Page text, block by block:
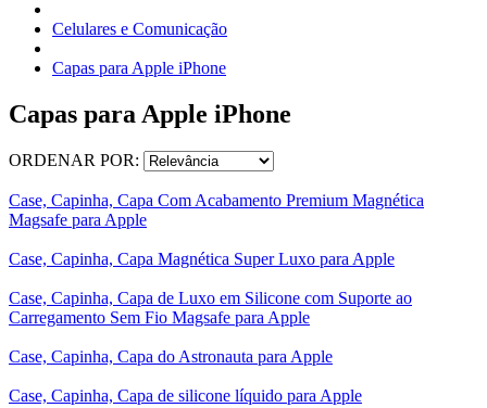
Celulares e Comunicação
Capas para Apple iPhone
Capas para Apple iPhone
ORDENAR POR:
Case, Capinha, Capa Com Acabamento Premium Magnética
Magsafe para Apple
Case, Capinha, Capa Magnética Super Luxo para Apple
Case, Capinha, Capa de Luxo em Silicone com Suporte ao
Carregamento Sem Fio Magsafe para Apple
Case, Capinha, Capa do Astronauta para Apple
Case, Capinha, Capa de silicone líquido para Apple